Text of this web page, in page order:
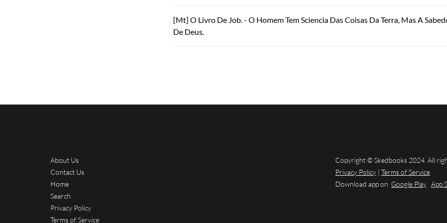
[Mt] O Livro De Job. - O Homem Tem Sciencia Das Coisas Da Terra, Mas A
De Deus.
About Us
Contact Us
Home
Search
Privacy Policy
Terms of Service
Copyright © Skedbooks 2024. All
Privacy Policy Terms of Service
Download app on Google Play App